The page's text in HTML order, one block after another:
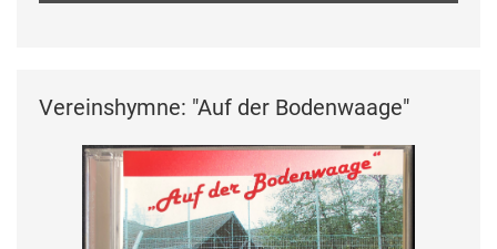
Vereinshymne: "Auf der Bodenwaage"